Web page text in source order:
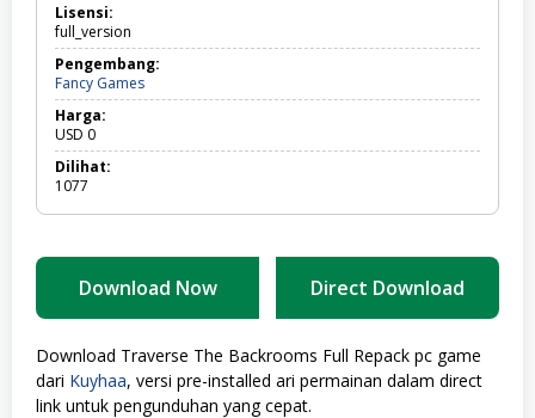
Lisensi:
full_version
Pengembang:
Fancy Games
Harga:
USD 0
Dilihat:
1077
Download Now Direct Download
Download Traverse The Backrooms Full Repack pc game
dari Kuyhaa, versi pre-installed ari permainan dalam direct
link untuk pengunduhan yang cepat.